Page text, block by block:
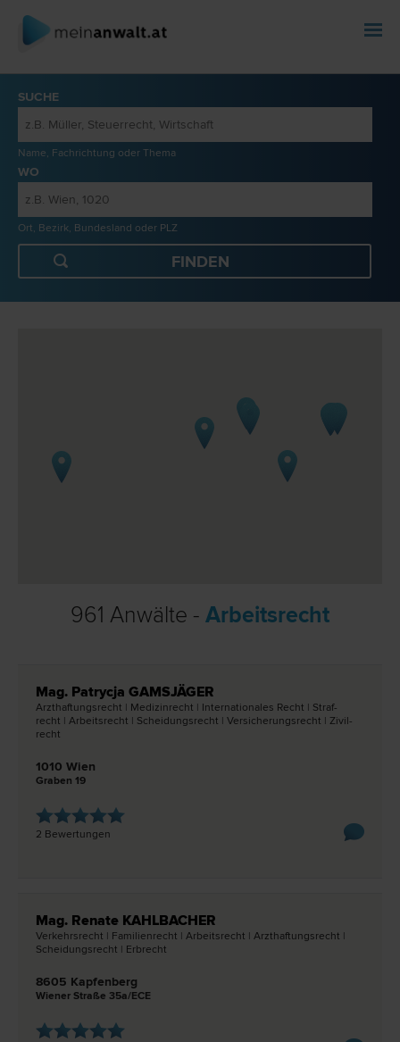
SUCHE
Name, Fachrichtung oder Thema
WO
Ort, Bezirk, Bundesland oder PLZ
961 Anwälte - Arbeitsrecht
Mag. Patrycja GAMSJÄGER
Arzthaftungs­recht | Medizin­recht | Internationales Recht | Straf­
recht | Arbeits­recht | Scheidungs­recht | Versicherungs­recht | Zivil­
recht
1010 Wien
Graben 19
2 Bewertungen
Mag. Renate KAHLBACHER
Verkehrs­recht | Familien­recht | Arbeits­recht | Arzthaftungs­recht |
Scheidungs­recht | Erb­recht
8605 Kapfenberg
Wiener Straße 35a/ECE